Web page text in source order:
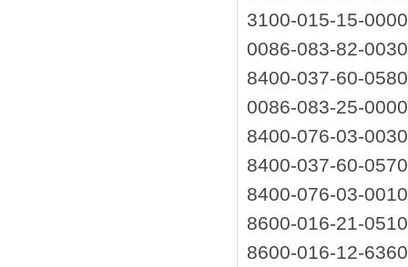
3100-015-15-
0086-083-82-
8400-037-60-
0086-083-25-
8400-076-03-
8400-037-60-
8400-076-03-
8600-016-21-
8600-016-12-